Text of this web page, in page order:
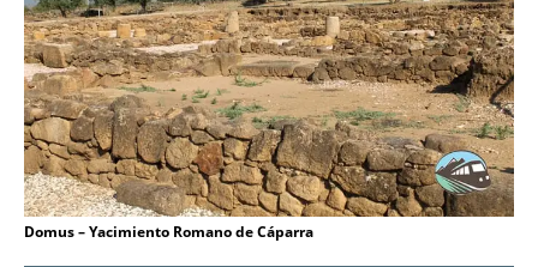
Domus – Yacimiento Romano de Cáparra